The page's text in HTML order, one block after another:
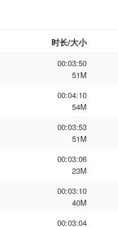
时长/大小
00:03:50
51M
00:04:10
54M
00:03:53
51M
00:03:06
23M
00:03:10
40M
00:03:04